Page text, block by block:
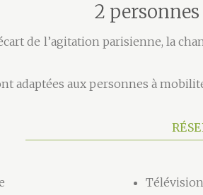
2
de l’agitation parisienne, la
adaptées aux personnes à